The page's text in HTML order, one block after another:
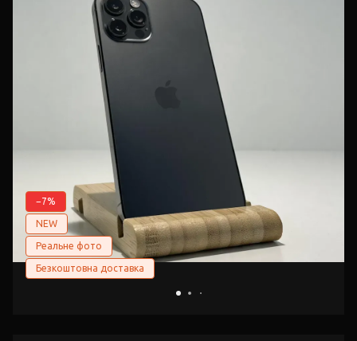
−7%
NEW
Реальне фото
Безкоштовна доставка